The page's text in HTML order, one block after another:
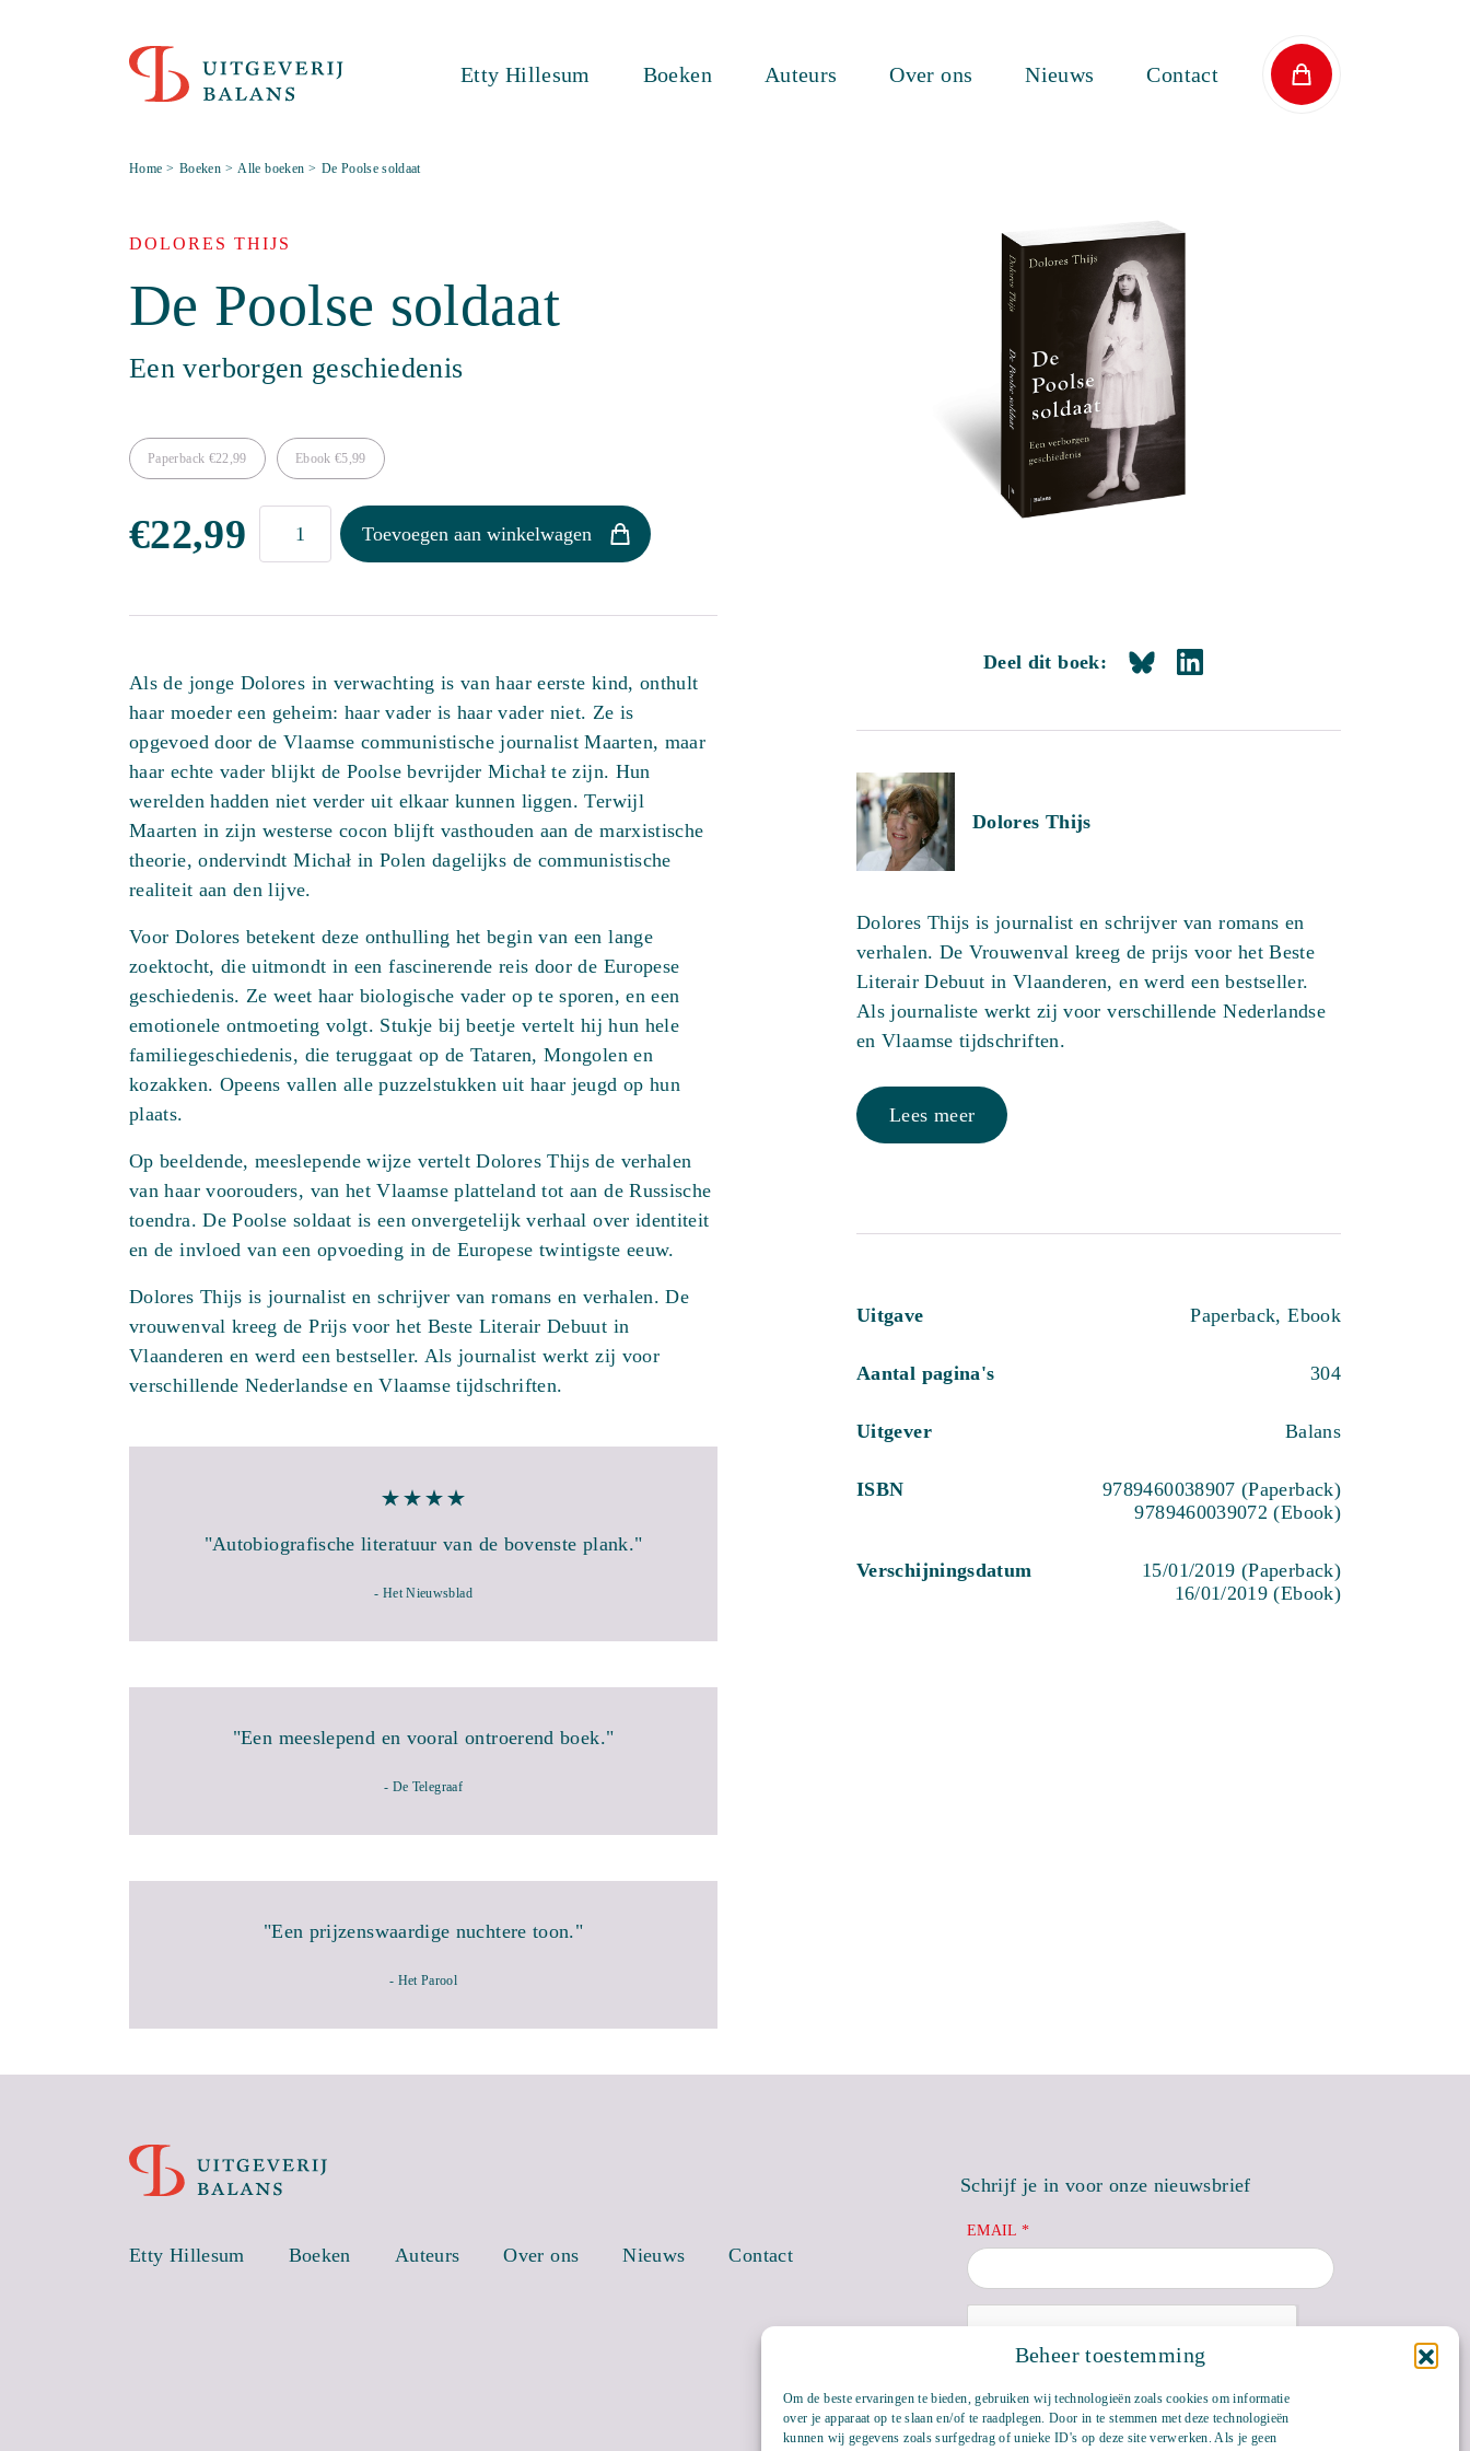
Beheer toestemming
Om de beste ervaringen te bieden, gebruiken wij technologieën zoals cookies om informatie
over je apparaat op te slaan en/of te raadplegen. Door in te stemmen met deze technologieën
kunnen wij gegevens zoals surfgedrag of unieke ID's op deze site verwerken. Als je geen
Etty Hillesum Boeken Auteurs Over ons Nieuws Contact
Home > Boeken > Alle boeken > De Poolse soldaat
DOLORES THIJS
De Poolse soldaat
Een verborgen geschiedenis
Paperback €22,99 Ebook €5,99
€22,99
aantal
Toevoegen aan winkelwagen
Als de jonge Dolores in verwachting is van haar eerste kind, onthult
haar moeder een geheim: haar vader is haar vader niet. Ze is
opgevoed door de Vlaamse communistische journalist Maarten, maar
haar echte vader blijkt de Poolse bevrijder Michał te zijn. Hun
werelden hadden niet verder uit elkaar kunnen liggen. Terwijl
Maarten in zijn westerse cocon blijft vasthouden aan de marxistische
theorie, ondervindt Michał in Polen dagelijks de communistische
realiteit aan den lijve.
Voor Dolores betekent deze onthulling het begin van een lange
zoektocht, die uitmondt in een fascinerende reis door de Europese
geschiedenis. Ze weet haar biologische vader op te sporen, en een
emotionele ontmoeting volgt. Stukje bij beetje vertelt hij hun hele
familiegeschiedenis, die teruggaat op de Tataren, Mongolen en
kozakken. Opeens vallen alle puzzelstukken uit haar jeugd op hun
plaats.
Op beeldende, meeslepende wijze vertelt Dolores Thijs de verhalen
van haar voorouders, van het Vlaamse platteland tot aan de Russische
toendra. De Poolse soldaat is een onvergetelijk verhaal over identiteit
en de invloed van een opvoeding in de Europese twintigste eeuw.
Dolores Thijs is journalist en schrijver van romans en verhalen. De
vrouwenval kreeg de Prijs voor het Beste Literair Debuut in
Vlaanderen en werd een bestseller. Als journalist werkt zij voor
verschillende Nederlandse en Vlaamse tijdschriften.
"Autobiografische literatuur van de bovenste plank."
- Het Nieuwsblad
"Een meeslepend en vooral ontroerend boek."
- De Telegraaf
"Een prijzenswaardige nuchtere toon."
- Het Parool
Deel dit boek:
Dolores Thijs
Dolores Thijs is journalist en schrijver van romans en
verhalen. De Vrouwenval kreeg de prijs voor het Beste
Literair Debuut in Vlaanderen, en werd een bestseller.
Als journaliste werkt zij voor verschillende Nederlandse
en Vlaamse tijdschriften.
Lees meer
Uitgave Paperback, Ebook
Aantal pagina's 304
Uitgever Balans
ISBN
9789460038907 (Paperback)
9789460039072 (Ebook)
Verschijningsdatum
15/01/2019 (Paperback)
16/01/2019 (Ebook)
Etty Hillesum Boeken Auteurs Over ons Nieuws Contact
Schrijf je in voor onze nieuwsbrief
EMAIL *